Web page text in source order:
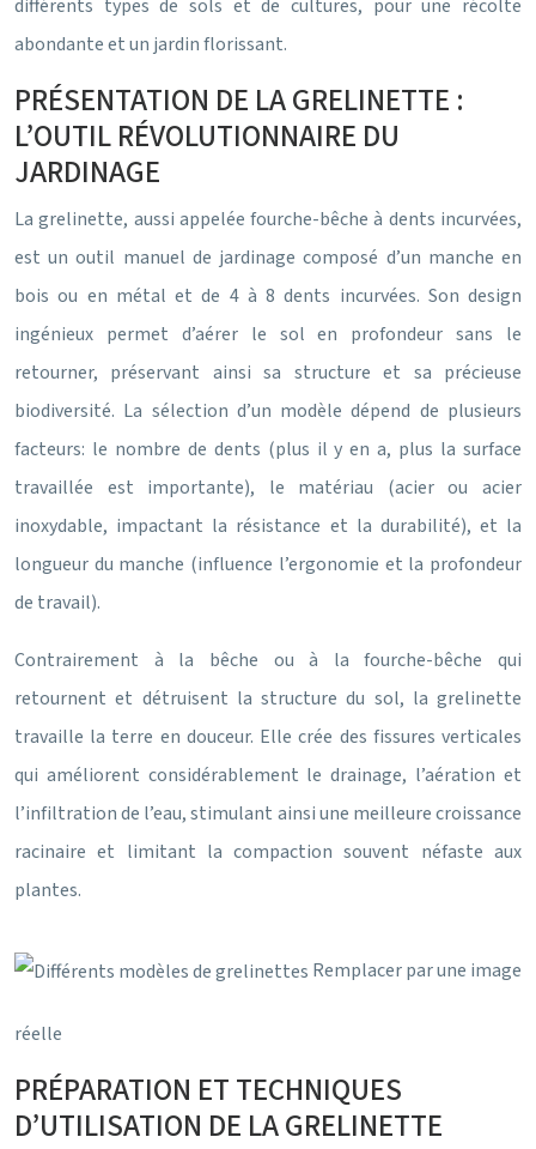
différents types de sols et de cultures, pour une récolte
abondante et un jardin florissant.
PRÉSENTATION DE LA GRELINETTE :
L’OUTIL RÉVOLUTIONNAIRE DU
JARDINAGE
La grelinette, aussi appelée fourche-bêche à dents incurvées,
est un outil manuel de jardinage composé d’un manche en
bois ou en métal et de 4 à 8 dents incurvées. Son design
ingénieux permet d’aérer le sol en profondeur sans le
retourner, préservant ainsi sa structure et sa précieuse
biodiversité. La sélection d’un modèle dépend de plusieurs
facteurs: le nombre de dents (plus il y en a, plus la surface
travaillée est importante), le matériau (acier ou acier
inoxydable, impactant la résistance et la durabilité), et la
longueur du manche (influence l’ergonomie et la profondeur
de travail).
Contrairement à la bêche ou à la fourche-bêche qui
retournent et détruisent la structure du sol, la grelinette
travaille la terre en douceur. Elle crée des fissures verticales
qui améliorent considérablement le drainage, l’aération et
l’infiltration de l’eau, stimulant ainsi une meilleure croissance
racinaire et limitant la compaction souvent néfaste aux
plantes.
Remplacer par une image
réelle
PRÉPARATION ET TECHNIQUES
D’UTILISATION DE LA GRELINETTE